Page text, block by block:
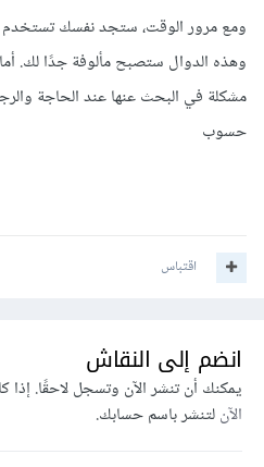
ومع مرور الوقت، ستجد نفسك تستخدم
وهذه الدوال ستصبح مألوفة جدًا لك. أما
مشكلة في البحث عنها عند الحاجة
حسوب
اقتباس
انضم إلى النقاش
يمكنك أن تنشر الآن وتسجل لاحقًا.
الآنلتنشر باسم حسابك.